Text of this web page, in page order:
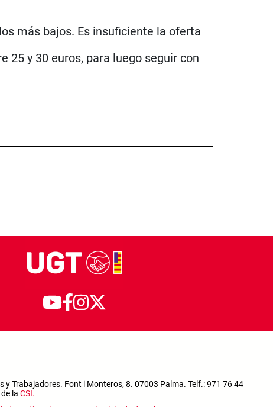
más bajos. Es insuficiente la oferta
25 y 30 euros, para luego seguir con
y Trabajadores. Font i Monteros, 8. 07003 Palma. Telf.: 971 76 44
la CSI.